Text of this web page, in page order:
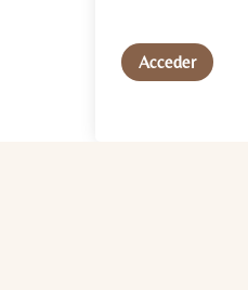
Acceder